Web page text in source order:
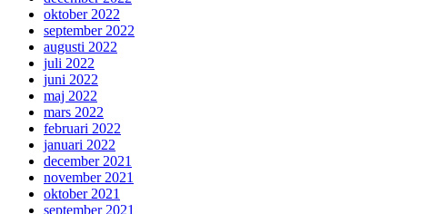
oktober 2022
september 2022
augusti 2022
juli 2022
juni 2022
maj 2022
mars 2022
februari 2022
januari 2022
december 2021
november 2021
oktober 2021
september 2021